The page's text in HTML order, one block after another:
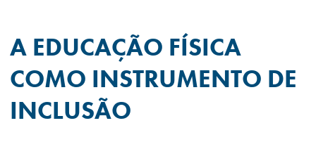
A EDUCAÇÃO FÍSICA
COMO INSTRUMENTO DE
INCLUSÃO